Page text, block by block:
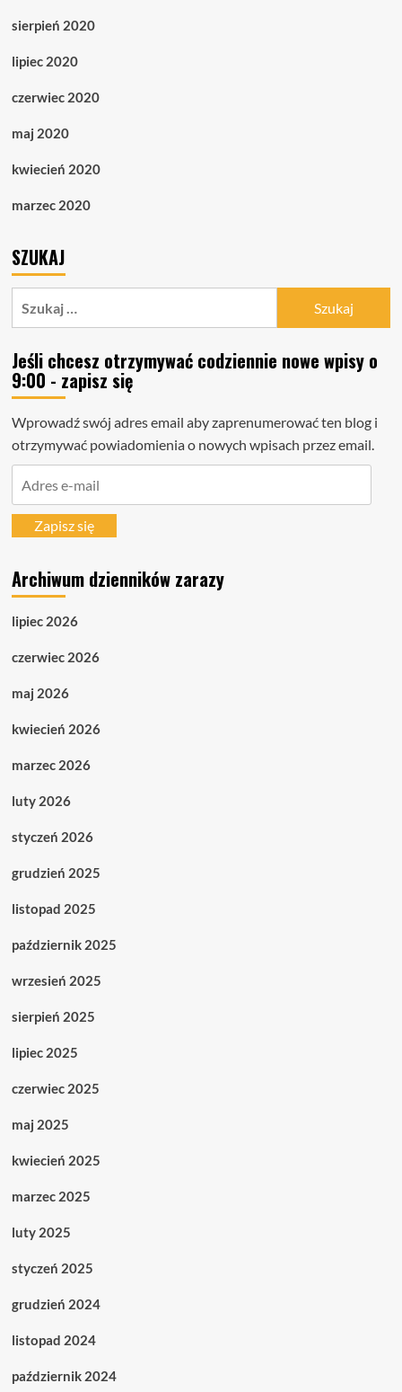
sierpień 2020
lipiec 2020
czerwiec 2020
maj 2020
kwiecień 2020
marzec 2020
SZUKAJ
Jeśli chcesz otrzymywać codziennie nowe wpisy o
9:00 - zapisz się
Wprowadź swój adres email aby zaprenumerować ten blog i
otrzymywać powiadomienia o nowych wpisach przez email.
mailZapisz się
Archiwum dzienników zarazy
lipiec 2026
czerwiec 2026
maj 2026
kwiecień 2026
marzec 2026
luty 2026
styczeń 2026
grudzień 2025
listopad 2025
październik 2025
wrzesień 2025
sierpień 2025
lipiec 2025
czerwiec 2025
maj 2025
kwiecień 2025
marzec 2025
luty 2025
styczeń 2025
grudzień 2024
listopad 2024
październik 2024